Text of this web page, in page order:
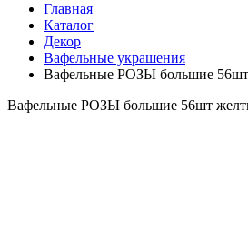
Главная
Каталог
Декор
Вафельные украшения
Вафельные РОЗЫ большие
Вафельные РОЗЫ большие 56шт